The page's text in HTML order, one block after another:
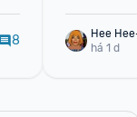
8
Hee
há 1 d